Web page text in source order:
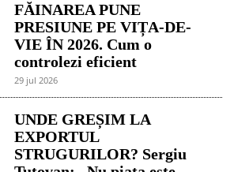
FĂINAREA PUNE
PRESIUNE PE VIȚA-DE-
VIE ÎN 2026. Cum o
controlezi eficient
29 jul 2026
UNDE GREȘIM LA
EXPORTUL
STRUGURILOR? Sergiu